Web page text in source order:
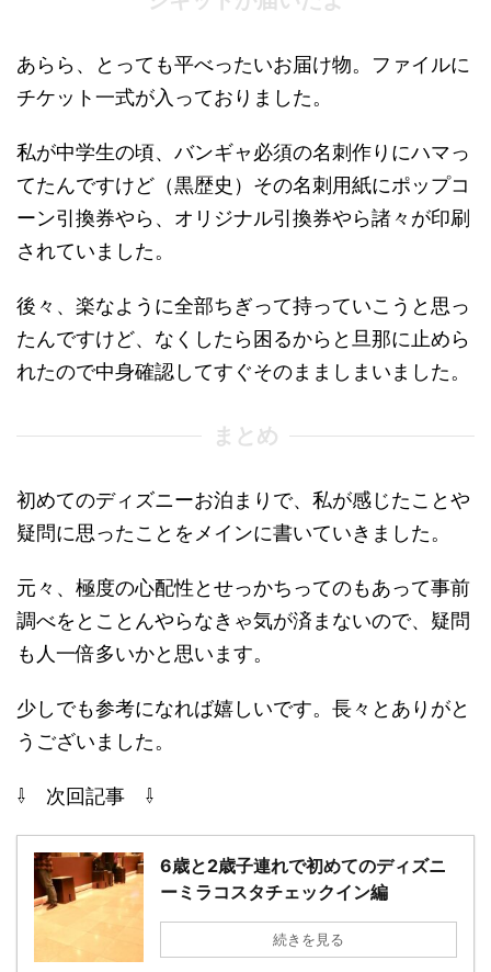
あらら、とっても平べったいお届け物。ファイルに
チケット一式が入っておりました。
私が中学生の頃、バンギャ必須の名刺作りにハマっ
てたんですけど（黒歴史）その名刺用紙にポップコ
ーン引換券やら、オリジナル引換券やら諸々が印刷
されていました。
後々、楽なように全部ちぎって持っていこうと思っ
たんですけど、なくしたら困るからと旦那に止めら
れたので中身確認してすぐそのまましまいました。
まとめ
初めてのディズニーお泊まりで、私が感じたことや
疑問に思ったことをメインに書いていきました。
元々、極度の心配性とせっかちってのもあって事前
調べをとことんやらなきゃ気が済まないので、疑問
も人一倍多いかと思います。
少しでも参考になれば嬉しいです。長々とありがと
うございました。
⇩ 次回記事 ⇩
6歳と2歳子連れで初めてのディズニ
ーミラコスタチェックイン編
続きを見る